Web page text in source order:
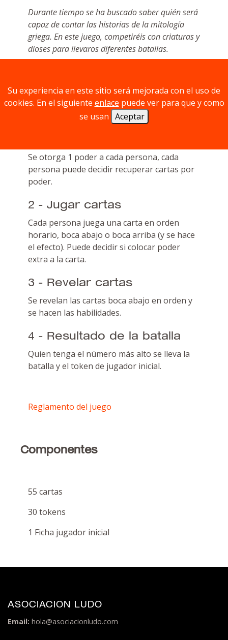
Durante tiempo se ha buscado saber quién será
capaz de contar las historias de la mitología
griega. En este juego, competiréis con criaturas y
dioses para llevaros diferentes batallas.
Conseguir ganar batallas.
Cómo se juega
Se otorga 1 poder a cada persona, cada
persona puede decidir recuperar cartas por
poder.
2 - Jugar cartas
Cada persona juega una carta en orden
horario, boca abajo o boca arriba (y se hace
el efecto). Puede decidir si colocar poder
extra a la carta.
3 - Revelar cartas
Se revelan las cartas boca abajo en orden y
se hacen las habilidades.
4 - Resultado de la batalla
Quien tenga el número más alto se lleva la
batalla y el token de jugador inicial.
Reglamento del juego
Componentes
55 cartas
30 tokens
1 Ficha jugador inicial
ASOCIACION LUDO
Email: hola@asociacionludo.com
Su experiencia en este sitio será mejorada con el uso de
cookies. En el siguiente enlace puede ver para que y como
se usan Aceptar